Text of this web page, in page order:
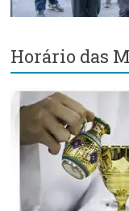
–
Bom
Retiro
Horário das